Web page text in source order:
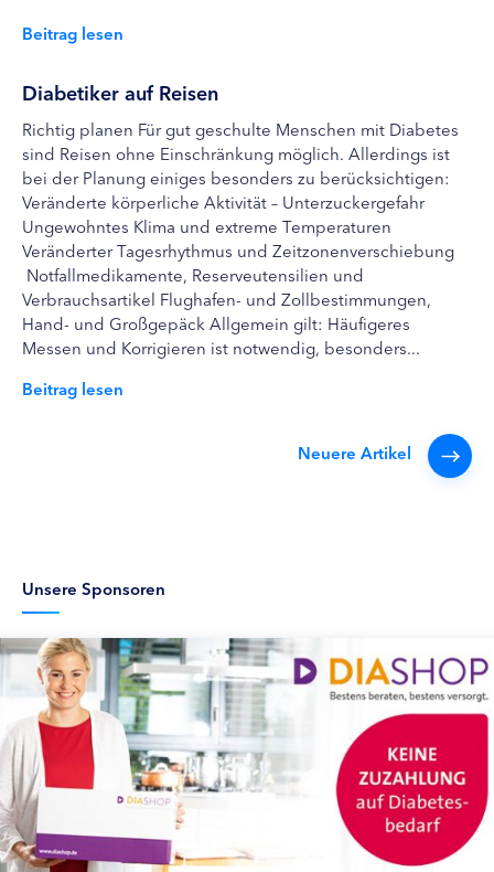
Beitrag lesen
Diabetiker auf Reisen
Richtig planen Für gut geschulte Menschen mit Diabetes
sind Reisen ohne Einschränkung möglich. Allerdings ist
bei der Planung einiges besonders zu berücksichtigen:
Veränderte körperliche Aktivität – Unterzuckergefahr
Ungewohntes Klima und extreme Temperaturen
Veränderter Tagesrhythmus und Zeitzonenverschiebung
Notfallmedikamente, Reserveutensilien und
Verbrauchsartikel Flughafen- und Zollbestimmungen,
Hand- und Großgepäck Allgemein gilt: Häufigeres
Messen und Korrigieren ist notwendig, besonders...
Beitrag lesen
Neuere Artikel
Unsere Sponsoren